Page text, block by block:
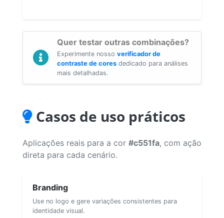
Quer testar outras combinações?
Experimente nosso verificador de
contraste de cores dedicado para análises
mais detalhadas.
Casos de uso práticos
Aplicações reais para a cor #c551fa, com ação
direta para cada cenário.
Branding
Use no logo e gere variações consistentes para
identidade visual.